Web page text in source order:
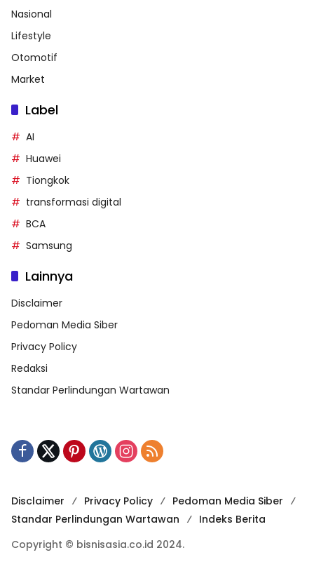
Nasional
Lifestyle
Otomotif
Market
Label
AI
Huawei
Tiongkok
transformasi digital
BCA
Samsung
Lainnya
Disclaimer
Pedoman Media Siber
Privacy Policy
Redaksi
Standar Perlindungan Wartawan
Disclaimer Privacy Policy
Pedoman Media Siber
Standar Perlindungan Wartawan
Indeks Berita
Copyright © bisnisasia.co.id 2024.